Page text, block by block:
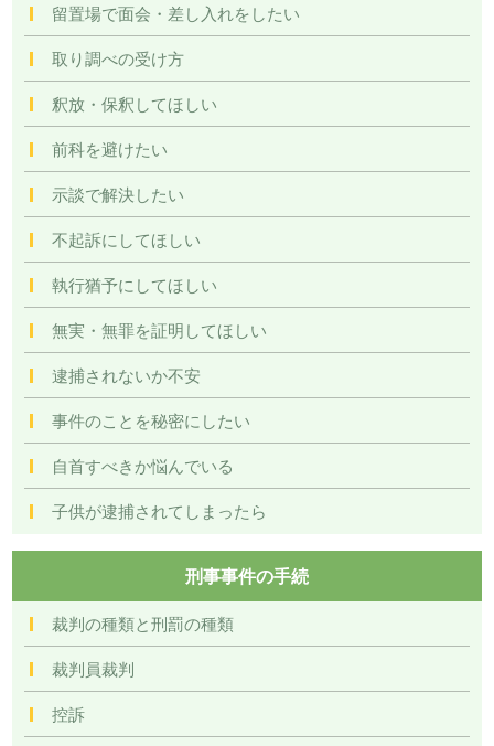
留置場で面会・差し入れをしたい
取り調べの受け方
釈放・保釈してほしい
前科を避けたい
示談で解決したい
不起訴にしてほしい
執行猶予にしてほしい
無実・無罪を証明してほしい
逮捕されないか不安
事件のことを秘密にしたい
自首すべきか悩んでいる
子供が逮捕されてしまったら
刑事事件の手続
裁判の種類と刑罰の種類
裁判員裁判
控訴